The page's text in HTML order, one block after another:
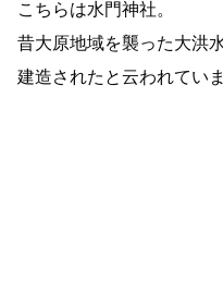
こちらは水門神社。
昔大原地域を襲った大洪
建造されたと云われていま